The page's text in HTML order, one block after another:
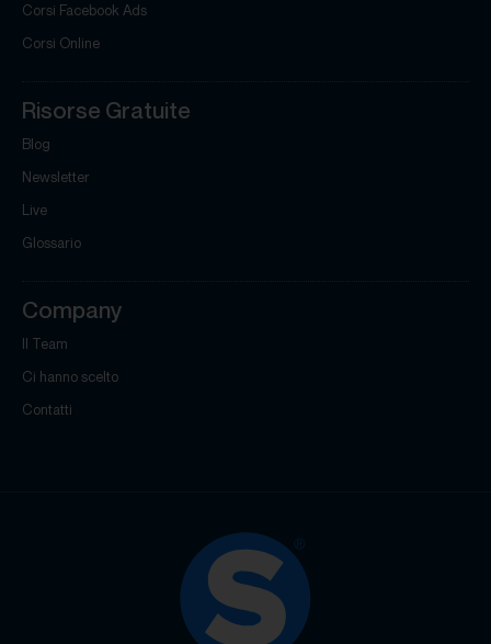
Corsi Facebook Ads
Corsi Online
Risorse Gratuite
Blog
Newsletter
Live
Glossario
Company
Il Team
Ci hanno scelto
Contatti